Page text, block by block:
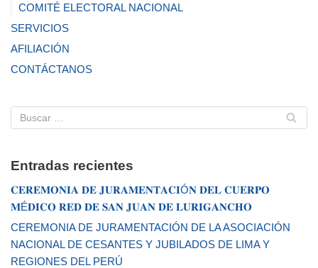
COMITÉ ELECTORAL NACIONAL
SERVICIOS
AFILIACIÓN
CONTÁCTANOS
Entradas recientes
𝐂𝐄𝐑𝐄𝐌𝐎𝐍𝐈𝐀 𝐃𝐄 𝐉𝐔𝐑𝐀𝐌𝐄𝐍𝐓𝐀𝐂𝐈Ó𝐍 𝐃𝐄𝐋 𝐂𝐔𝐄𝐑𝐏𝐎
𝐌É𝐃𝐈𝐂𝐎 𝐑𝐄𝐃 𝐃𝐄 𝐒𝐀𝐍 𝐉𝐔𝐀𝐍 𝐃𝐄 𝐋𝐔𝐑𝐈𝐆𝐀𝐍𝐂𝐇𝐎
CEREMONIA DE JURAMENTACIÓN DE LA ASOCIACIÓN
NACIONAL DE CESANTES Y JUBILADOS DE LIMA Y
REGIONES DEL PERÚ